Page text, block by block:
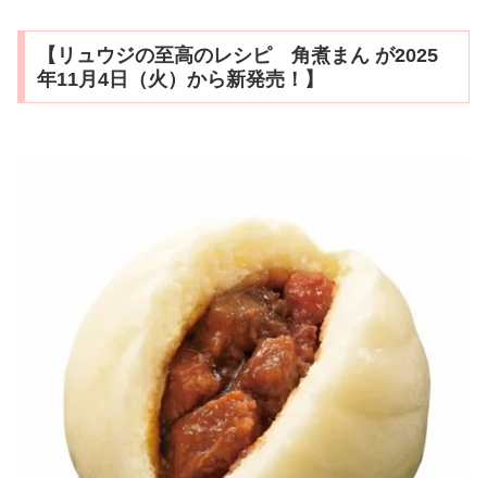
【リュウジの至高のレシピ 角煮まん が2025
年11月4日（火）から新発売！】